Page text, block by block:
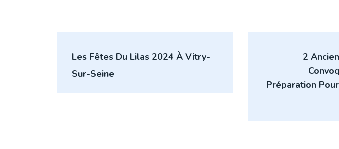
de
l’article
Les Fêtes Du Lilas 2024 À Vitry-
Sur-Seine
2
Préparation